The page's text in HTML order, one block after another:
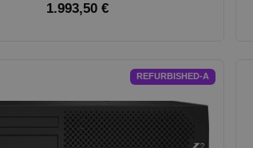
1.993,50 €
REFURBISHED-A